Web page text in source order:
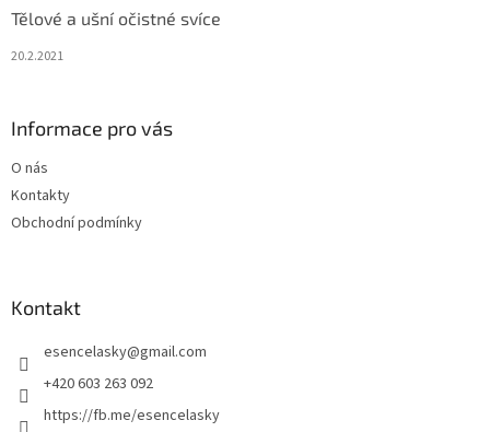
Tělové a ušní očistné svíce
20.2.2021
Informace pro vás
O nás
Kontakty
Obchodní podmínky
Kontakt
esencelasky@gmail.com
+420 603 263 092
https://fb.me/esencelasky